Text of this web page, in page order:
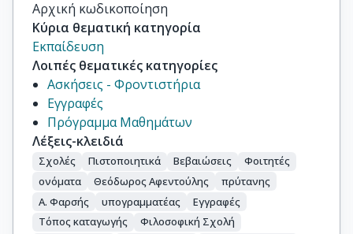
Αρχική κωδικοποίηση
Κύρια θεματική κατηγορία
Εκπαίδευση
Λοιπές θεματικές κατηγορίες
Ασκήσεις - Φροντιστήρια
Εγγραφές
Πρόγραμμα Μαθημάτων
Λέξεις-κλειδιά
Σχολές Πιστοποιητικά Βεβαιώσεις
Φοιτητές
ονόματα
Θεόδωρος Αφεντούλης
πρύτανης
Α. Φαρσής
υπογραμματέας
Εγγραφές
Τόπος καταγωγής
Φιλοσοφική Σχολή